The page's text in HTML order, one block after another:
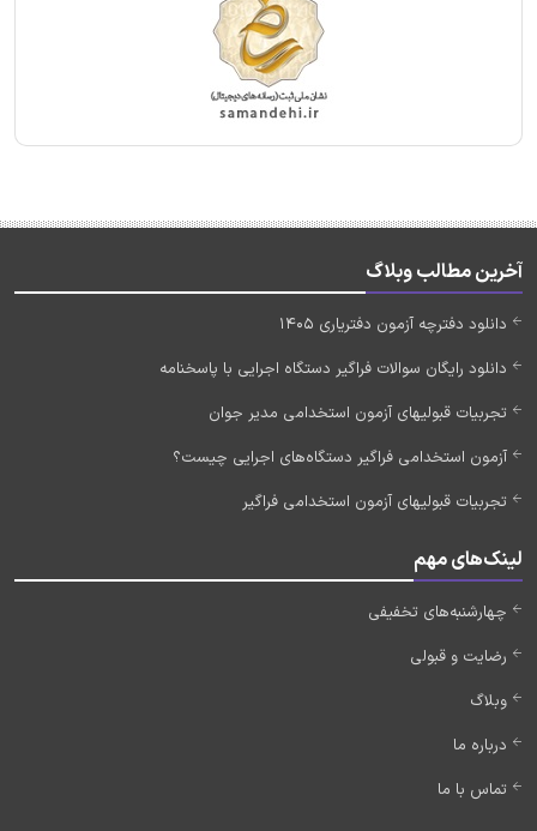
آخرین مطالب وبلاگ
دانلود دفترچه آزمون دفتریاری 1405
دانلود رایگان سوالات فراگیر دستگاه اجرایی با پاسخنامه
تجربیات قبولیهای آزمون استخدامی مدیر جوان
آزمون استخدامی فراگیر دستگاه‌های اجرایی چیست؟
تجربیات قبولیهای آزمون استخدامی فراگیر
لینک‌های مهم
چهارشنبه‌های تخفیفی
رضایت و قبولی
وبلاگ
درباره ما
تماس با ما